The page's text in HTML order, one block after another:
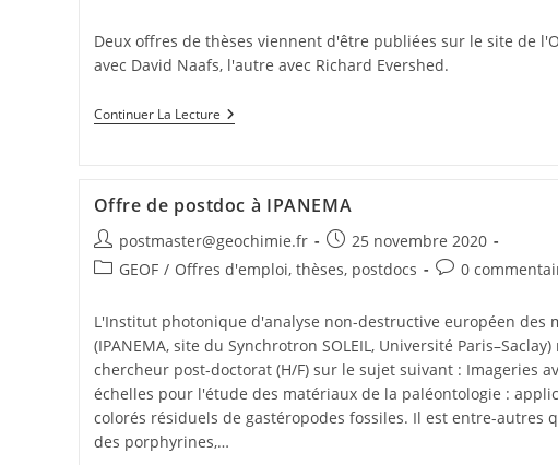
Deux offres de thèses viennent d'être publiées sur le site de
avec David Naafs, l'autre avec Richard Evershed.
Continuer La Lecture
Offre de postdoc à IPANEMA
postmaster@geochimie.fr
25 novembre 2020
GEOF / Offres d'emploi, thèses, postdocs 0
L'Institut photonique d'analyse non-destructive européen des
(IPANEMA, site du Synchrotron SOLEIL, Université
chercheur post-doctorat (H/F) sur le sujet suivant : Imageries
échelles pour l'étude des matériaux de la paléontologie :
colorés résiduels de gastéropodes fossiles. Il est entre-autres
des porphyrines,…